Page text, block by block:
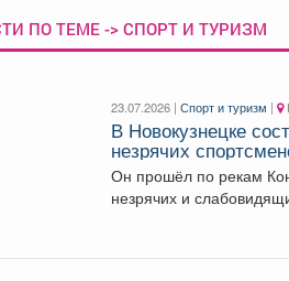
ПО ТЕМЕ -> СПОРТ И ТУРИЗМ
23.07.2026 |Спорт и туризм |
В Новокузнецке
незрячих
Он прошёл по рекам Кондома и
незрячих и